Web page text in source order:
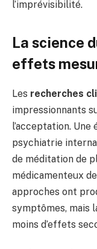
l’imprévisibilité.
La science
effets
Les recherches
impressionnants
l’acceptation. Une
psychiatrie
de méditation de
médicamenteux
approches ont
symptômes, mais
moins d’effets